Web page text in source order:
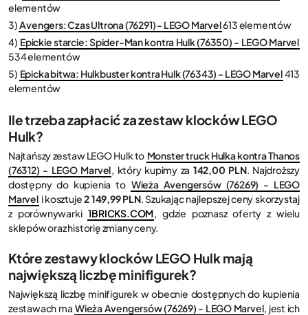
elementów
3)Avengers: Czas Ultrona (76291) - LEGO Marvel613 elementów
4) Epickie starcie: Spider-Man kontra Hulk (76350) - LEGO Marvel
534 elementów
5) Epicka bitwa: Hulkbuster kontra Hulk (76343) - LEGO Marvel413
elementów
Ile trzeba zapłacić za zestaw klocków LEGO
Hulk?
Najtańszy zestaw LEGO Hulk to Monster truck Hulka kontra Thanos
(76312) - LEGO Marvel, który kupimy za 142,00 PLN. Najdroższy
dostępny do kupienia to Wieża Avengersów (76269) - LEGO
Marvel i kosztuje2 149,99 PLN. Szukając najlepszej ceny skorzystaj
z porównywarki 1BRICKS.COM, gdzie poznasz oferty z wielu
sklepów oraz historię zmiany ceny.
Które zestawy klocków LEGO Hulk mają
największą liczbę minifigurek?
Największą liczbę minifigurek w obecnie dostępnych do kupienia
zestawach ma Wieża Avengersów (76269) - LEGO Marvel, jest ich